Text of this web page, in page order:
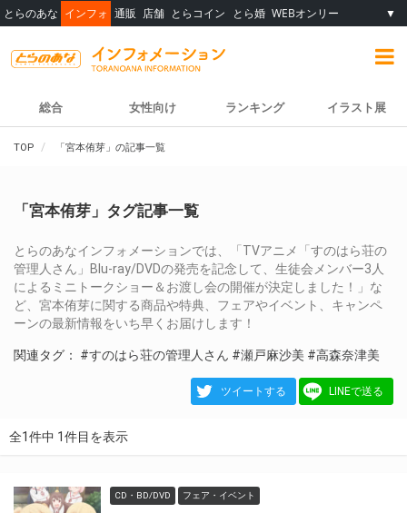
とらのあな インフォ 通販 店舗 とらコイン とら婚 WEBオンリー ▼
総合 女性向け ランキング イラスト展
TOP 「宮本侑芽」の記事一覧
「宮本侑芽」タグ記事一覧
とらのあなインフォメーションでは、「TVアニメ「すのはら荘の
管理人さん」Blu-ray/DVDの発売を記念して、生徒会メンバー3人
によるミニトークショー＆お渡し会の開催が決定しました！」な
ど、宮本侑芽に関する商品や特典、フェアやイベント、キャンペ
ーンの最新情報をいち早くお届けします！
関連タグ： #すのはら荘の管理人さん #瀬戸麻沙美 #高森奈津美
ツイートする LINEで送る
全1件中 1件目を表示
CD・BD/DVD フェア・イベント